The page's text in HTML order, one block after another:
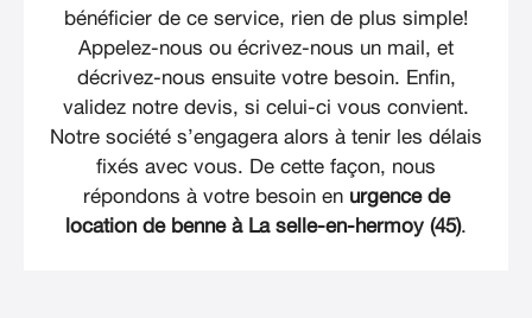
bénéficier de ce service, rien de plus simple!
Appelez-nous ou écrivez-nous un mail, et
décrivez-nous ensuite votre besoin. Enfin,
validez notre devis, si celui-ci vous convient.
Notre société s’engagera alors à tenir les délais
fixés avec vous. De cette façon, nous
répondons à votre besoin en urgence de
location de benne à La selle-en-hermoy (45).